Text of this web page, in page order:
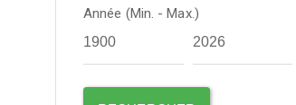
Année (Min. - Max.)